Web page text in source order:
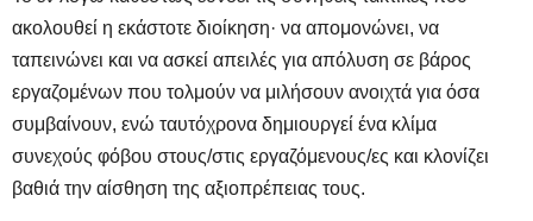
ακολουθεί η εκάστοτε διοίκηση· να απομονώνει, να
ταπεινώνει και να ασκεί απειλές για απόλυση σε βάρος
εργαζομένων που τολμούν να μιλήσουν ανοιχτά για όσα
συμβαίνουν, ενώ ταυτόχρονα δημιουργεί ένα κλίμα
συνεχούς φόβου στους/στις εργαζόμενους/ες και κλονίζει
βαθιά την αίσθηση της αξιοπρέπειας τους.